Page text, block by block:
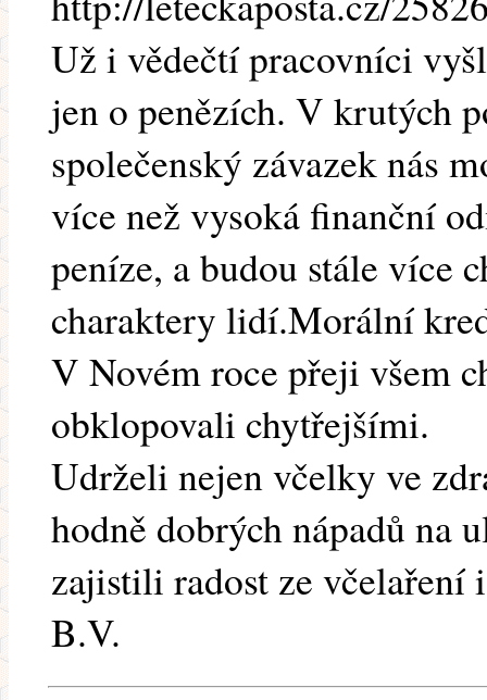
Už i vědečtí pracovníci
jen o penězích. V krutých
společenský závazek nás
více než vysoká finanční
peníze, a budou stále více
charaktery lidí.Morální
V Novém roce přeji všem
obklopovali chytřejšími.
Udrželi nejen včelky ve
hodně dobrých nápadů na
zajistili radost ze včelaření
B.V.